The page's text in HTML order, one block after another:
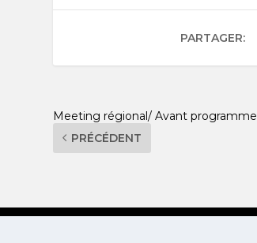
PARTAGER:
Meeting régional/ Avant programme
PRÉCÉDENT